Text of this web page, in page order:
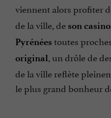
viennent alors profiter
de la ville, de son casino
Pyrénées toutes
original, un drôle de
de la ville reflète
le plus grand bonheur